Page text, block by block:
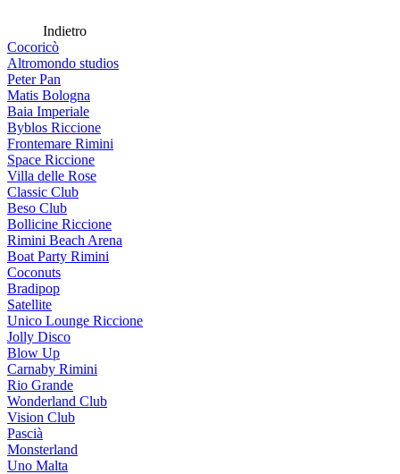
Indietro
Cocoricò
Altromondo studios
Peter Pan
Matis Bologna
Baia Imperiale
Byblos Riccione
Frontemare Rimini
Space Riccione
Villa delle Rose
Classic Club
Beso Club
Bollicine Riccione
Rimini Beach Arena
Boat Party Rimini
Coconuts
Bradipop
Satellite
Unico Lounge Riccione
Jolly Disco
Blow Up
Carnaby Rimini
Rio Grande
Wonderland Club
Vision Club
Pascià
Monsterland
Uno Malta